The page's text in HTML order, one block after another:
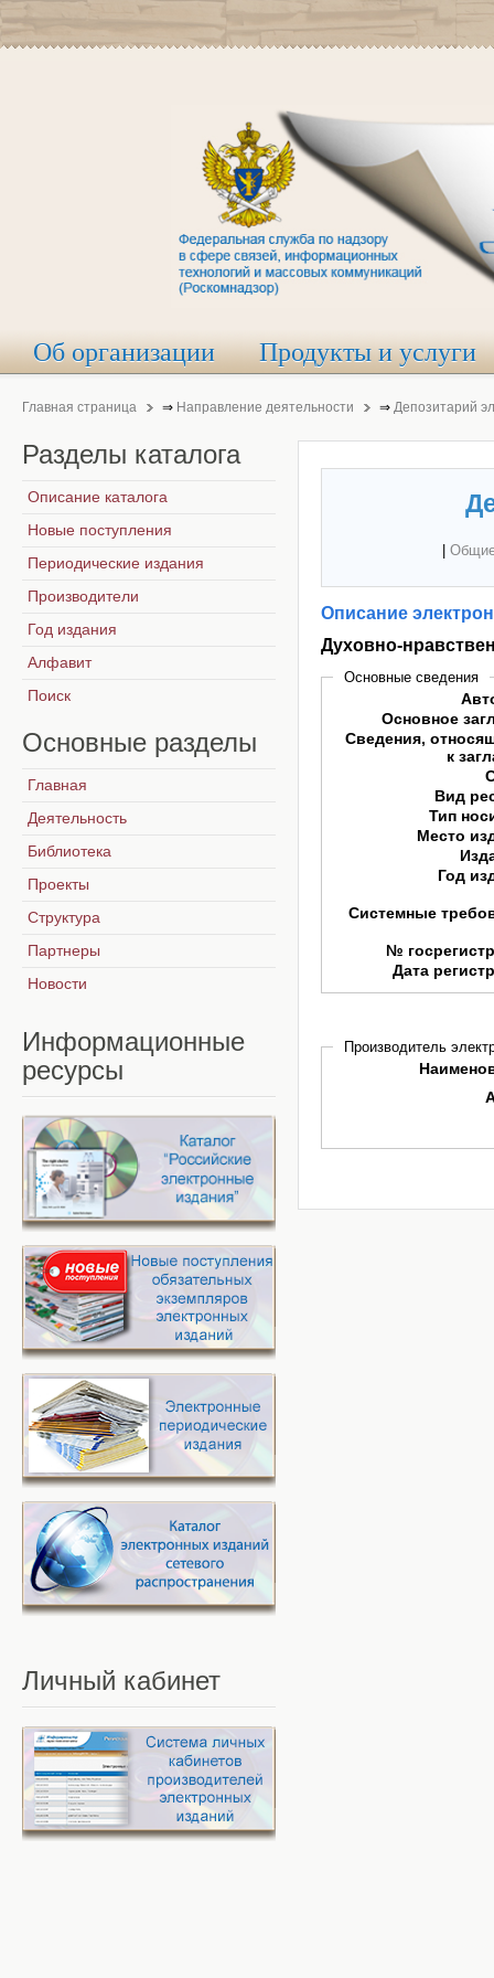
Об организации Продукты и услуги
Главная страница ⇒ Направление деятельности ⇒ Депозитарий
Описание
Духовно-
Основные сведения
Основное
Сведения,
к
Вид
Тип
Место
Год
Системные
№
Дата
Производитель
Разделы каталога
Описание каталога
Новые поступления
Периодические издания
Производители
Год издания
Алфавит
Поиск
Основные разделы
Главная
Деятельность
Библиотека
Проекты
Структура
Партнеры
Новости
Информационные
ресурсы
Личный кабинет